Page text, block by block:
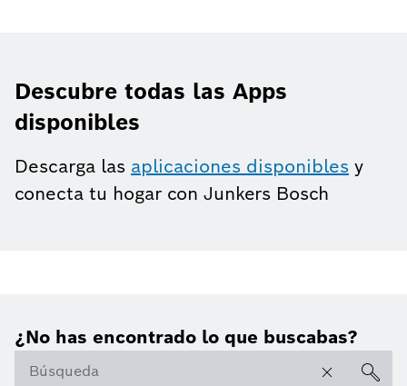
Descubre todas las Apps
disponibles
Descarga las aplicaciones disponibles y
conecta tu hogar con Junkers Bosch
¿No has encontrado lo que buscabas?